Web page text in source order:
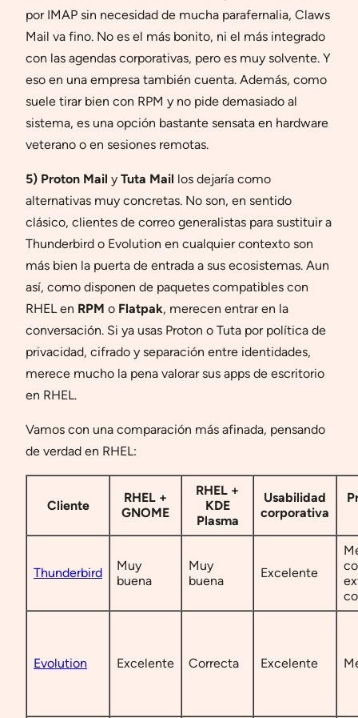
por IMAP sin necesidad de mucha parafernalia, Claws
Mail va fino. No es el más bonito, ni el más integrado
con las agendas corporativas, pero es muy solvente. Y
eso en una empresa también cuenta. Además, como
suele tirar bien con RPM y no pide demasiado al
sistema, es una opción bastante sensata en hardware
veterano o en sesiones remotas.
5) Proton Mail y Tuta Mail los dejaría como
alternativas muy concretas. No son, en sentido
clásico, clientes de correo generalistas para sustituir a
Thunderbird o Evolution en cualquier contexto son
más bien la puerta de entrada a sus ecosistemas. Aun
así, como disponen de paquetes compatibles con
RHEL en RPM o Flatpak, merecen entrar en la
conversación. Si ya usas Proton o Tuta por política de
privacidad, cifrado y separación entre identidades,
merece mucho la pena valorar sus apps de escritorio
en RHEL.
Vamos con una comparación más afinada, pensando
de verdad en RHEL:
Cliente
RHEL +
GNOME
RHEL +
KDE
Plasma
Usabilidad
corporativa
Thunderbird
Muy
buena
Muy
buena
Excelente
Evolution Excelente Correcta Excelente